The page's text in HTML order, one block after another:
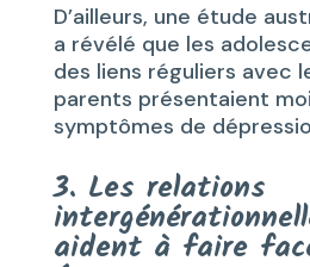
D’ailleurs, une étude
a révélé que les
des liens réguliers avec
parents présentaient
symptômes de
3. Les relations
aident à faire